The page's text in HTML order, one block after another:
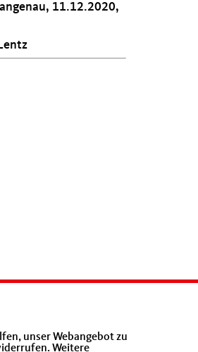
11.12.2020,
unser Webangebot zu
Weitere